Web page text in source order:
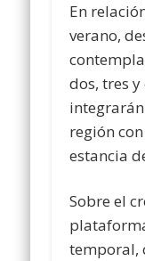
En
verano,
dos, tres
región
estancia
Sobre el
temporal,